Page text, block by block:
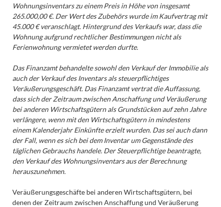
Wohnungsinventars zu einem Preis in Höhe von insgesamt
265.000,00 €. Der Wert des Zubehörs wurde im Kaufvertrag mit
45.000 € veranschlagt. Hintergrund des Verkaufs war, dass die
Wohnung aufgrund rechtlicher Bestimmungen nicht als
Ferienwohnung vermietet werden durfte.
Das Finanzamt behandelte sowohl den Verkauf der Immobilie als
auch der Verkauf des Inventars als steuerpflichtiges
Veräußerungsgeschäft. Das Finanzamt vertrat die Auffassung,
dass sich der Zeitraum zwischen Anschaffung und Veräußerung
bei anderen Wirtschaftsgütern als Grundstücken auf zehn Jahre
verlängere, wenn mit den Wirtschaftsgütern in mindestens
einem Kalenderjahr Einkünfte erzielt wurden. Das sei auch dann
der Fall, wenn es sich bei dem Inventar um Gegenstände des
täglichen Gebrauchs handele. Der Steuerpflichtige beantragte,
den Verkauf des Wohnungsinventars aus der Berechnung
herauszunehmen.
Veräußerungsgeschäfte bei anderen Wirtschaftsgütern, bei
denen der Zeitraum zwischen Anschaffung und Veräußerung